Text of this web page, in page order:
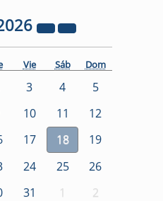
Vie Sáb Dom
3 4
5
10 11
12
17 18
19
24 25
26
31 1 2